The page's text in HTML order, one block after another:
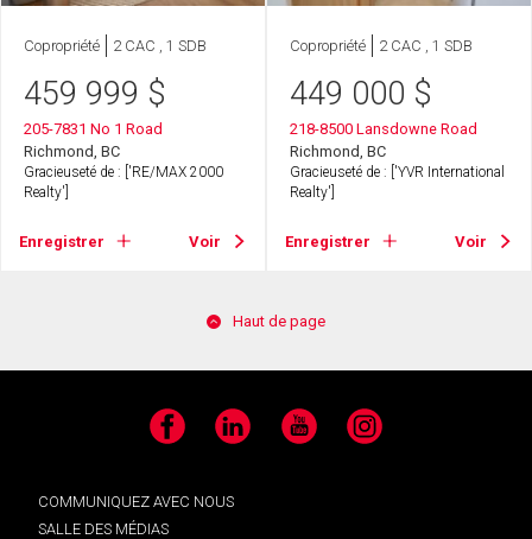
Copropriété 2 CAC , 1 SDB
459 999 $
205-7831 No 1 Road
Richmond, BC
Gracieuseté de : ['RE/MAX 2000
Realty']
Enregistrer Voir
Copropriété 2 CAC , 1 SDB
449 000 $
218-8500 Lansdowne Road
Richmond, BC
Gracieuseté de : ['YVR International
Realty']
Enregistrer Voir
Haut de page
Facebook LinkedIn YouTube Instagram
COMMUNIQUEZ AVEC NOUS
SALLE DES MÉDIAS